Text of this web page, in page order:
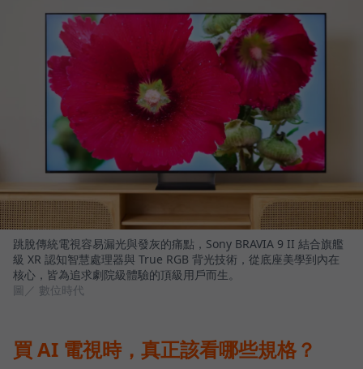
跳脫傳統電視容易漏光與發灰的痛點，Sony BRAVIA 9 II 結合旗艦
級 XR 認知智慧處理器與 True RGB 背光技術，從底座美學到內在
核心，皆為追求劇院級體驗的頂級用戶而生。
圖／ 數位時代
買 AI 電視時，真正該看哪些規格？